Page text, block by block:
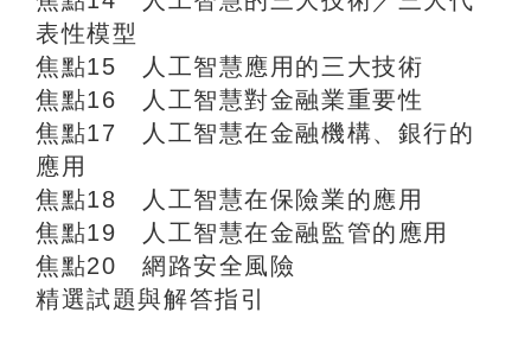
表性模型
焦點15 人工智慧應用的三大技術
焦點16 人工智慧對金融業重要性
焦點17 人工智慧在金融機構、銀行的
應用
焦點18 人工智慧在保險業的應用
焦點19 人工智慧在金融監管的應用
焦點20 網路安全風險
精選試題與解答指引